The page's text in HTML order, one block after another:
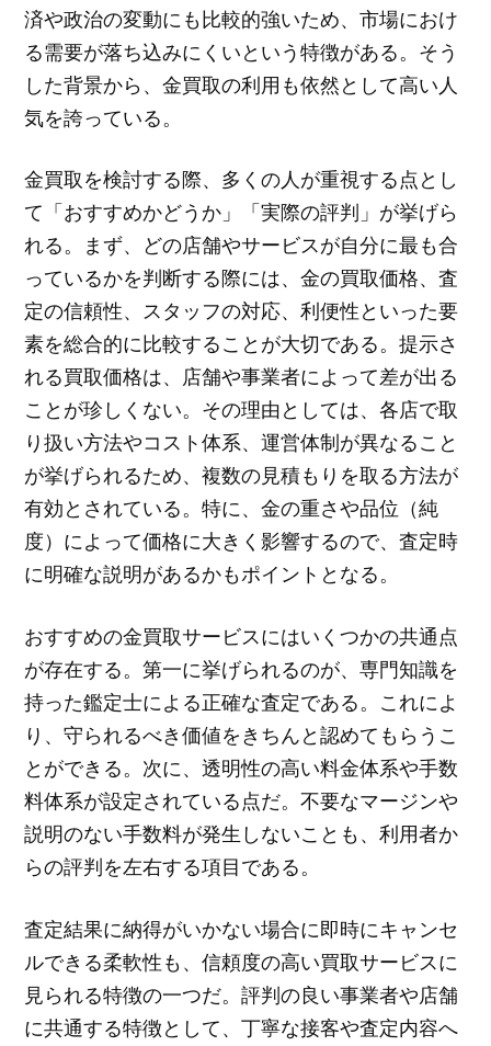
済や政治の変動にも比較的強いため、市場におけ
る需要が落ち込みにくいという特徴がある。そう
した背景から、金買取の利用も依然として高い人
気を誇っている。
金買取を検討する際、多くの人が重視する点とし
て「おすすめかどうか」「実際の評判」が挙げら
れる。まず、どの店舗やサービスが自分に最も合
っているかを判断する際には、金の買取価格、査
定の信頼性、スタッフの対応、利便性といった要
素を総合的に比較することが大切である。提示さ
れる買取価格は、店舗や事業者によって差が出る
ことが珍しくない。その理由としては、各店で取
り扱い方法やコスト体系、運営体制が異なること
が挙げられるため、複数の見積もりを取る方法が
有効とされている。特に、金の重さや品位（純
度）によって価格に大きく影響するので、査定時
に明確な説明があるかもポイントとなる。
おすすめの金買取サービスにはいくつかの共通点
が存在する。第一に挙げられるのが、専門知識を
持った鑑定士による正確な査定である。これによ
り、守られるべき価値をきちんと認めてもらうこ
とができる。次に、透明性の高い料金体系や手数
料体系が設定されている点だ。不要なマージンや
説明のない手数料が発生しないことも、利用者か
らの評判を左右する項目である。
査定結果に納得がいかない場合に即時にキャンセ
ルできる柔軟性も、信頼度の高い買取サービスに
見られる特徴の一つだ。評判の良い事業者や店舗
に共通する特徴として、丁寧な接客や査定内容へ